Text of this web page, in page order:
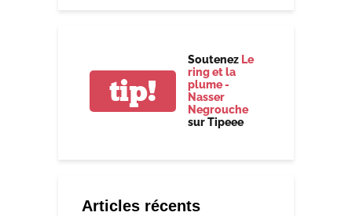
tip!
Soutenez Le
ring et la
plume -
Nasser
Negrouche
sur Tipeee
Articles récents